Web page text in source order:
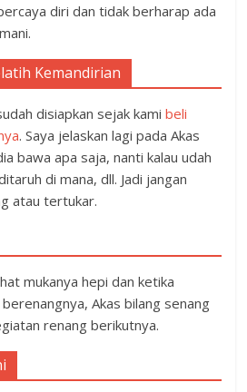
diri dan tidak berharap ada
Kemandirian
disiapkan sejak kamibeli
. Saya jelaskan lagi pada Akas
bawa apa saja, nanti kalau udah
di mana, dll. Jadi jangan
atau tertukar.
mukanya hepi dan ketika
Akas bilang senang
renang berikutnya.